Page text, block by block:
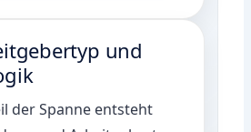
und
der Spanne entsteht